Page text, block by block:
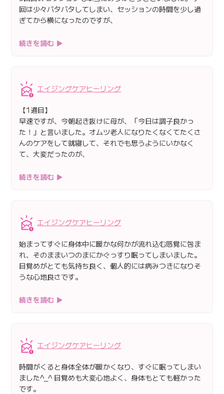
回は少々バタバタしてしまい、セッションの時間を少し過
ぎてから横になったのですが、
続きを読む ▶
エイジングケアヒーリング
【1通目】
早速ですが、今朝起き抜けに母が、「今日は調子良かっ
た！」と言いました。オムツ老人になりたくなくてたくさ
んのケアをして就寝して、それでも思うようにいかなく
て、大変だったのが、
続きを読む ▶
エイジングケアヒーリング
始まってすぐに身体中に暖かな何かが流れ込む感覚に包ま
れ、そのままいつのまにかぐっすり眠ってしまいました。
目覚めがとても気持ち良く、個人的には病みつきになりそ
うな心地良さです。
続きを読む ▶
エイジングケアヒーリング
時間がくると身体全体が暖かくなり、すぐに眠ってしまい
ました^_^ 目覚めも大変心地よく、身体もとても軽かった
です。